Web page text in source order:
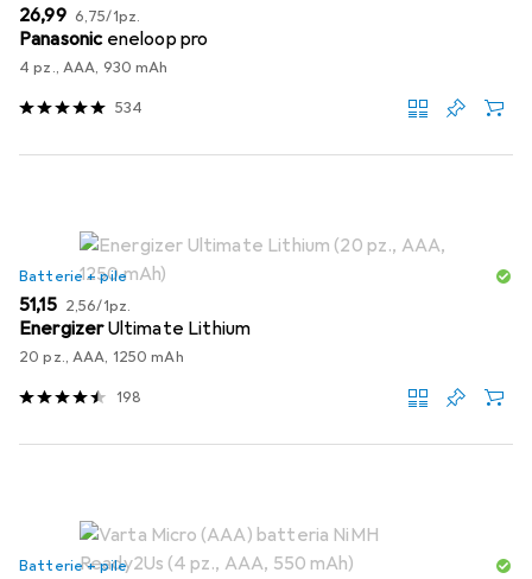
EUR
26,99 EUR
6,75/1pz.
Panasonic eneloop pro
4 pz., AAA, 930 mAh
534
Batterie + pile
EUR
51,15 EUR
2,56/1pz.
EnergizerUltimate Lithium
20 pz., AAA, 1250 mAh
198
Batterie + pile